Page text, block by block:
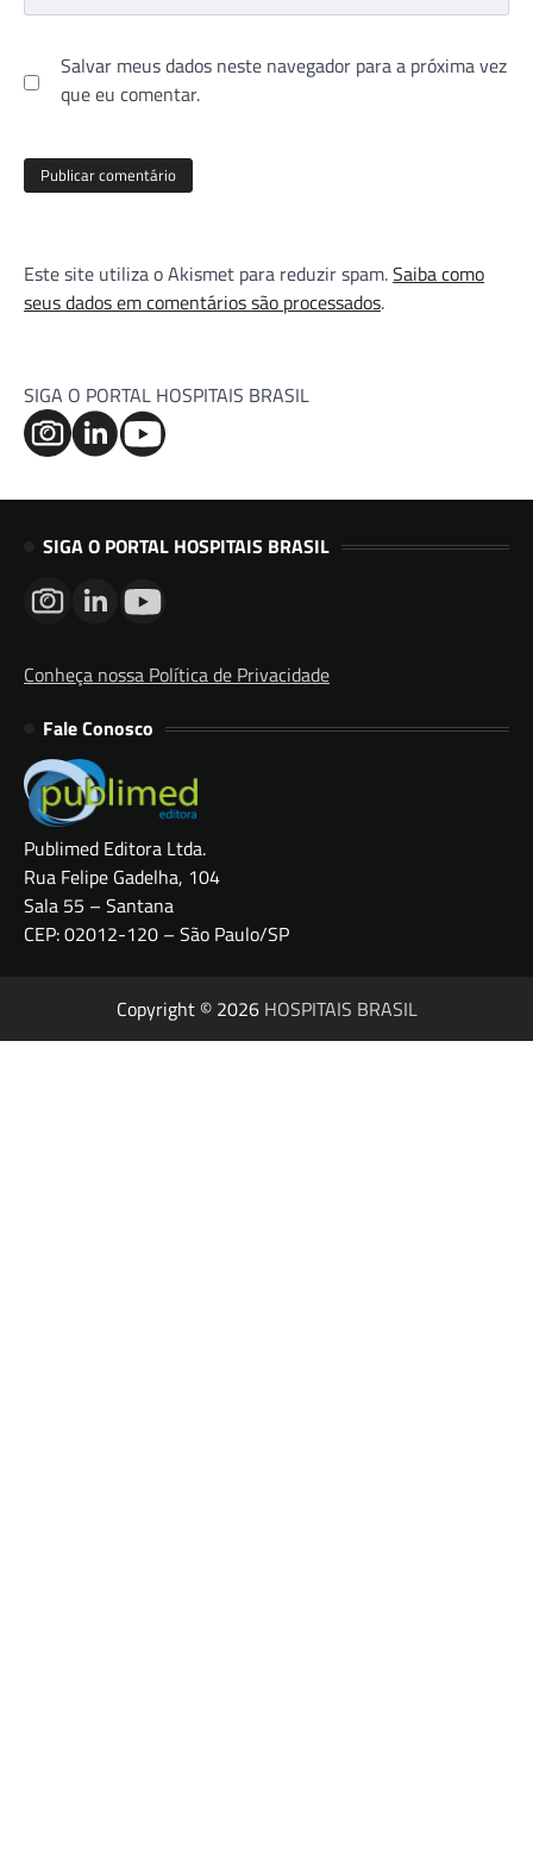
Salvar meus dados neste navegador para a próxima vez
que eu comentar.
Este site utiliza o Akismet para reduzir spam.Saiba como
seus dados em comentários são processados.
SIGA O PORTAL HOSPITAIS BRASIL
SIGA O PORTAL HOSPITAIS BRASIL
Conheça nossa Política de Privacidade
Fale Conosco
Publimed Editora Ltda.
Rua Felipe Gadelha, 104
Sala 55 – Santana
CEP: 02012-120 – São Paulo/SP
Copyright © 2026 HOSPITAIS BRASIL